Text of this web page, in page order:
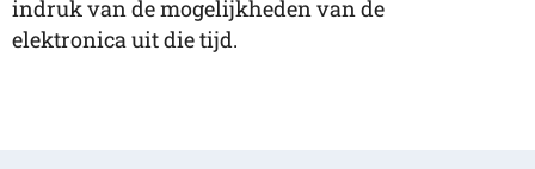
indruk van de mogelijkheden van de
elektronica uit die tijd.